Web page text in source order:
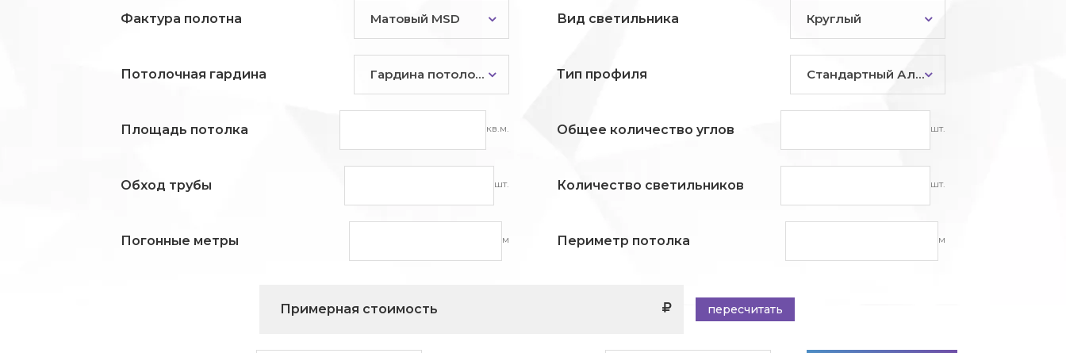
Фактура полотна Матовый MSD Вид светильника Круглый
Потолочная гардина Гардина потолочная Тип профиля Стандартный Алюминий
Площадь потолка кв.м. Общее количество углов шт.
Обход трубы шт. Количество светильников шт.
Погонные метры м Периметр потолка м
Примерная стоимость пересчитать